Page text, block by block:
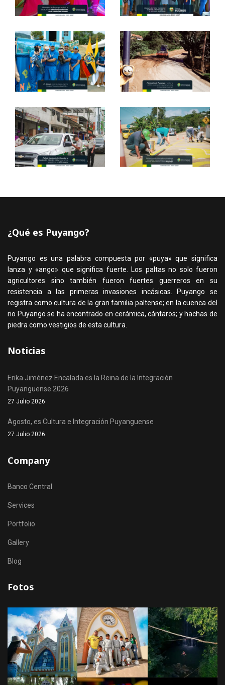
¿Qué es Puyango?
Puyango es una palabra compuesta por «puya» que significa
lanza y «ango» que significa fuerte. Los paltas no solo fueron
agricultores sino también fueron fuertes guerreros en su
resistencia a las primeras invasiones incásicas. Puyango se
registra como cultura de la gran familia paltense; en la cuenca del
rio Puyango se ha encontrado en cerámica, cántaros; y hachas de
piedra como vestigios de esta cultura.
Noticias
Erika Jiménez Encalada es la Reina de la Integración
Puyanguense 2026
27 Julio 2026
Agosto, es Cultura e Integración Puyanguense
27 Julio 2026
Company
Banco Central
Services
Portfolio
Gallery
Blog
Fotos